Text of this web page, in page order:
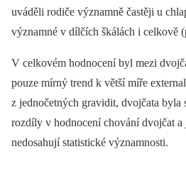
uváděli rodiče významně častěji u
významné v dílčích škálách i celkově
V celkovém hodnocení byl mezi
pouze mírný trend k větší míře
z jednočetných gravidit, dvojčata byla
rozdíly v hodnocení chování dvojčat
nedosahují statistické významnosti.